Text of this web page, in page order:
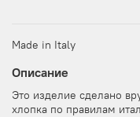
Made in Italy
Описание
Это изделие сделано
хлопка по правилам